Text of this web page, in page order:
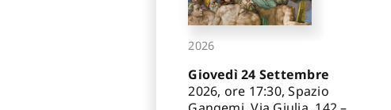
2026
Giovedì 24 Settembre
2026, ore 17:30, Spazio